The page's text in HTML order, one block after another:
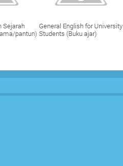
Sejarah
pantun)
General English for University
Students (Buku ajar)